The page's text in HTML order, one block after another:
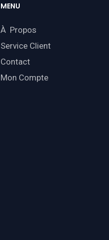
MENU
À Propos
Service Client
Contact
Mon Compte